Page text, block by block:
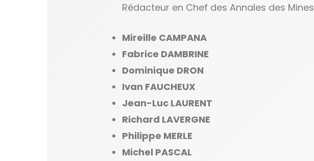
Rédacteur en Chef des Annales des Mines
Mireille CAMPANA
Fabrice DAMBRINE
Dominique DRON
Ivan FAUCHEUX
Jean-Luc LAURENT
Richard LAVERGNE
Philippe MERLE
Michel PASCAL